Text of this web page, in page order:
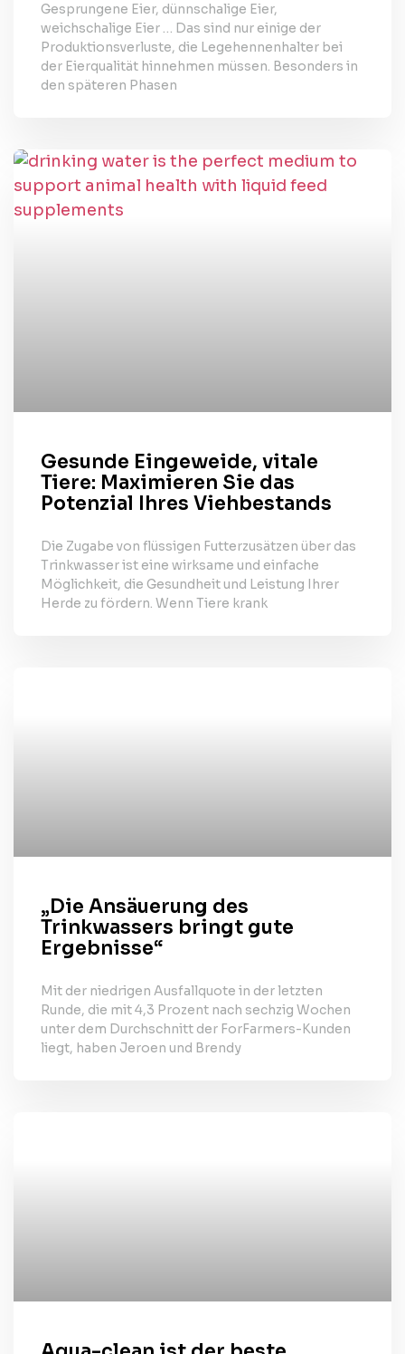
Gesprungene Eier, dünnschalige Eier,
weichschalige Eier … Das sind nur einige der
Produktionsverluste, die Legehennenhalter bei
der Eierqualität hinnehmen müssen. Besonders in
den späteren Phasen
Gesunde Eingeweide, vitale
Tiere: Maximieren Sie das
Potenzial Ihres Viehbestands
Die Zugabe von flüssigen Futterzusätzen über das
Trinkwasser ist eine wirksame und einfache
Möglichkeit, die Gesundheit und Leistung Ihrer
Herde zu fördern. Wenn Tiere krank
„Die Ansäuerung des
Trinkwassers bringt gute
Ergebnisse“
Mit der niedrigen Ausfallquote in der letzten
Runde, die mit 4,3 Prozent nach sechzig Wochen
unter dem Durchschnitt der ForFarmers-Kunden
liegt, haben Jeroen und Brendy